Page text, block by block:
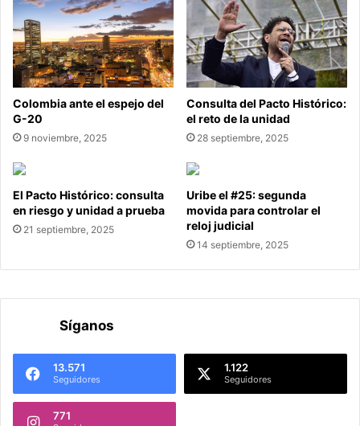
Colombia ante el espejo del
G-20
9 noviembre, 2025
Consulta del Pacto Histórico:
el reto de la unidad
28 septiembre, 2025
El Pacto Histórico: consulta
en riesgo y unidad a prueba
21 septiembre, 2025
Uribe el #25: segunda
movida para controlar el
reloj judicial
14 septiembre, 2025
Síganos
13.571
Seguidores
1.122
Seguidores
771